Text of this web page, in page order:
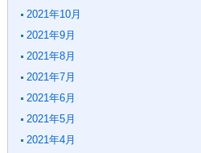
2021年10月
2021年9月
2021年8月
2021年7月
2021年6月
2021年5月
2021年4月